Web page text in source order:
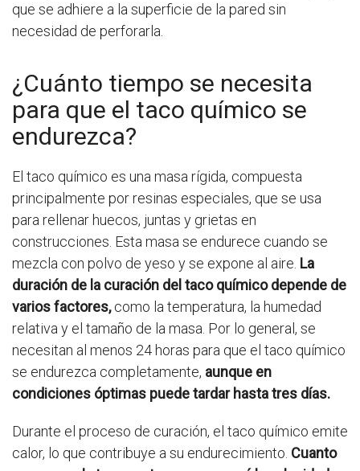
que se adhiere a la superficie de la pared sin
necesidad de perforarla.
¿Cuánto tiempo se necesita
para que el taco químico se
endurezca?
El taco químico es una masa rígida, compuesta
principalmente por resinas especiales, que se usa
para rellenar huecos, juntas y grietas en
construcciones. Esta masa se endurece cuando se
mezcla con polvo de yeso y se expone al aire. La
duración de la curación del taco químico depende de
varios factores,como la temperatura, la humedad
relativa y el tamaño de la masa. Por lo general, se
necesitan al menos 24 horas para que el taco químico
se endurezca completamente, aunque en
condiciones óptimas puede tardar hasta tres días.
Durante el proceso de curación, el taco químico emite
calor, lo que contribuye a su endurecimiento. Cuanto